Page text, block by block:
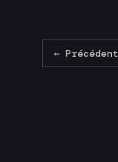
← Précédent